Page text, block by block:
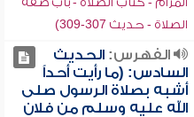
الصلاة - حديث 307-309)
الفهرس:الحديث
السادس: (ما رأيت أحداً
أشبه بصلاة الرسول صلى
الله عليه وسلم من فلان